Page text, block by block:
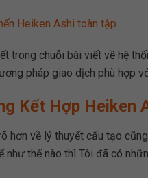
Heiken Ashi toàn tập
trong chuỗi bài viết về hệ
pháp giao dịch phù hợp
Kết Hợp
hơn về lý thuyết cấu tạo
như thế nào thì Tôi đã có